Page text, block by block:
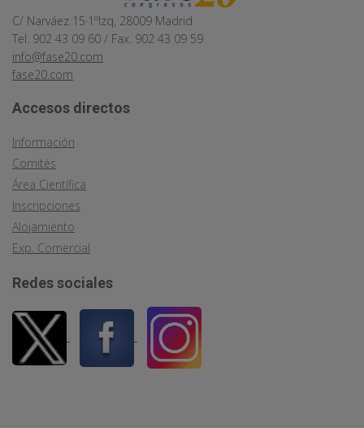
C/ Narváez 15·1ºIzq, 28009 Madrid
Tel. 902 43 09 60 / Fax. 902 43 09 59
info@fase20.com
fase20.com
Accesos directos
Información
Comités
Área Científica
Inscripciones
Alojamiento
Exp. Comercial
Redes sociales